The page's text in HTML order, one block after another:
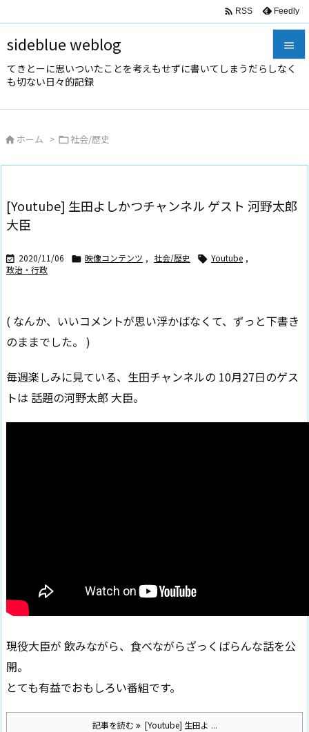
sideblue weblog
てきとーに思いついたことを考えもせずに書いてしまうだらしなく
も切ない日々的記録



次へ
 RSS Feedly
 ホーム > 社会/歴史
[Youtube] 生田よしかつチャンネル ゲスト 河野太郎
大臣
 2020/11/06  映像コンテンツ , 社会/歴史  Youtube ,
政治・行政
( なんか、いいコメントが思い浮かばなくて、ずっと下書き
のままでした。 )
毎週楽しみに見ている、生田チャンネルの 10月27日のゲス
トは 話題の河野太郎 大臣。
現役大臣が 飲みながら、食べながらざっくばらんな話を公
開。
とても有益でおもしろい番組です。
記事を読む [Youtube] 生田よ ...